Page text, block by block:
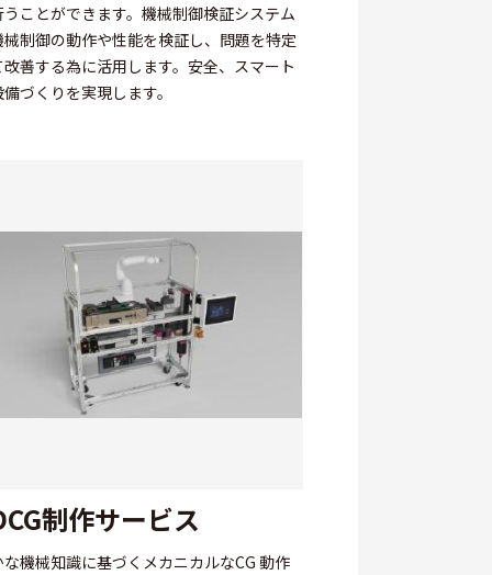
うことができます。機械制御検証システム
械制御の動作や性能を検証し、問題を特定
改善する為に活用します。安全、スマート
づくりを実現します。
制作サービス
な機械知識に基づくメカニカルなCG 動作